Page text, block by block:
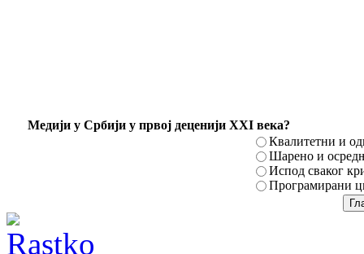
Mедији у Србији у првој деценији XXI века?
Квалитетни и
Шарено и
Испод сваког
Програмирани